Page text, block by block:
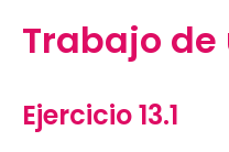
Trabajo de
Ejercicio 13.1